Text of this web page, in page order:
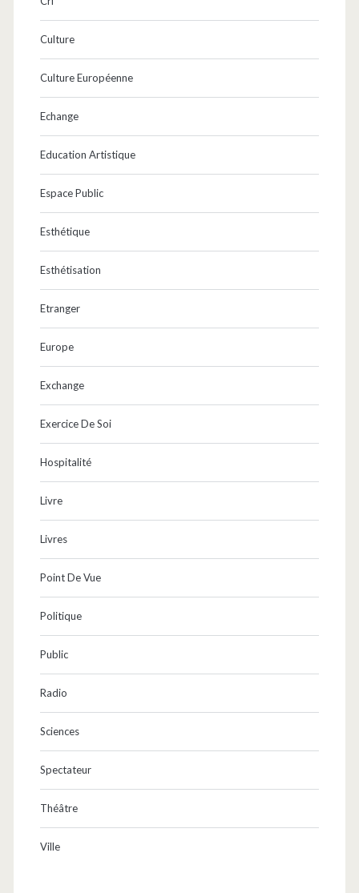
Culture
Culture Européenne
Echange
Education Artistique
Espace Public
Esthétique
Esthétisation
Etranger
Europe
Exchange
Exercice De Soi
Hospitalité
Livre
Livres
Point De Vue
Politique
Public
Radio
Sciences
Spectateur
Théâtre
Ville